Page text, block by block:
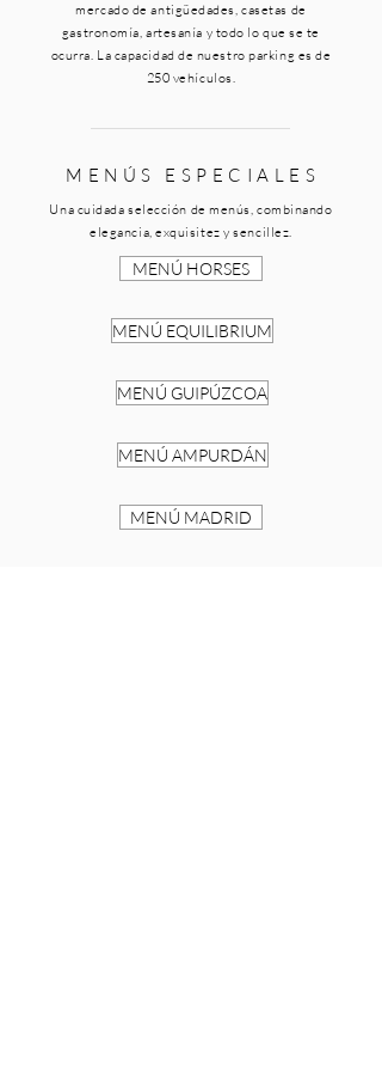
mercado de antigüedades, casetas de
gastronomía, artesanía y todo lo que se te
ocurra. La capacidad de nuestro parking es de
250 vehículos.
M E N Ú S E S P E C I A L E S
Una cuidada selección de menús, combinando
elegancia, exquisitez y sencillez.
MENÚ HORSES
MENÚ EQUILIBRIUM
MENÚ GUIPÚZCOA
MENÚ AMPURDÁN
MENÚ MADRID